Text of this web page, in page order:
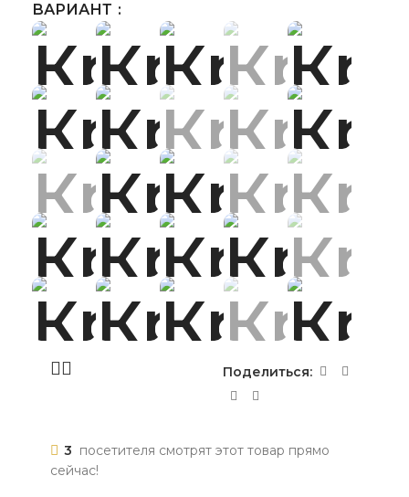
ВАРИАНТ
Поделиться:
3 посетителя смотрят этот товар прямо
сейчас!